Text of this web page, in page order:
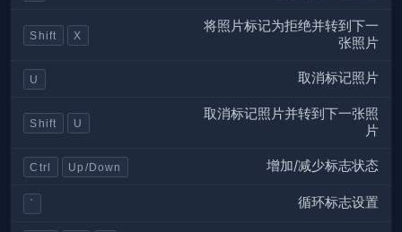
Shift X
将照片标记为拒绝并转到下一
张照片
U 取消标记照片
Shift U
取消标记照片并转到下一张照
片
Ctrl Up/Down 增加/减少标志状态
` 循环标志设置